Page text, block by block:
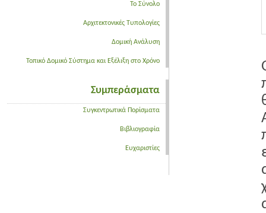
Το Σύνολο
Αρχιτεκτονικές Τυπολογίες
Δομική Ανάλυση
Τοπικό Δομικό Σύστημα και Εξέλιξη στο Χρόνο
Συμπεράσματα
Συγκεντρωτικά Πορίσματα
Βιβλιογραφία
Ευχαριστίες